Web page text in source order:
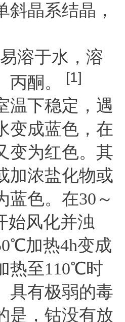
斜晶系结晶，
溶于水，溶
酮。
[1]
温下稳定，遇
变成蓝色，在
变为红色。其
加浓盐化物或
蓝色。在30～
始风化并浊
加热4h变成
热至110℃时
具有极弱的毒
是，钴没有放